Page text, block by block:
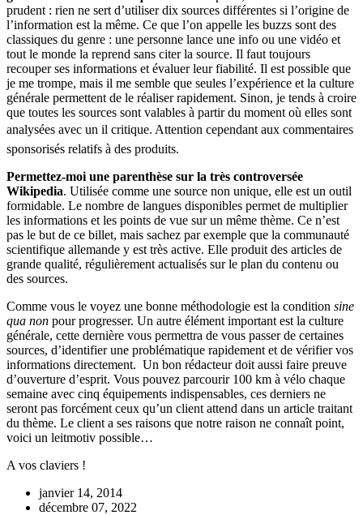
prudent : rien ne sert d’utiliser dix sources différentes si l’origine de
l’information est la même. Ce que l’on appelle les buzzs sont des
classiques du genre : une personne lance une info ou une vidéo et
tout le monde la reprend sans citer la source. Il faut toujours
recouper ses informations et évaluer leur fiabilité. Il est possible que
je me trompe, mais il me semble que seules l’expérience et la culture
générale permettent de le réaliser rapidement. Sinon, je tends à croire
que toutes les sources sont valables à partir du moment où elles sont
analysées avec un il critique. Attention cependant aux commentaires
sponsorisés relatifs à des produits.
Permettez-moi une parenthèse sur la très controversée
Wikipedia. Utilisée comme une source non unique, elle est un outil
formidable. Le nombre de langues disponibles permet de multiplier
les informations et les points de vue sur un même thème. Ce n’est
pas le but de ce billet, mais sachez par exemple que la communauté
scientifique allemande y est très active. Elle produit des articles de
grande qualité, régulièrement actualisés sur le plan du contenu ou
des sources.
Comme vous le voyez une bonne méthodologie est la condition sine
qua non pour progresser. Un autre élément important est la culture
générale, cette dernière vous permettra de vous passer de certaines
sources, d’identifier une problématique rapidement et de vérifier vos
informations directement. Un bon rédacteur doit aussi faire preuve
d’ouverture d’esprit. Vous pouvez parcourir 100 km à vélo chaque
semaine avec cinq équipements indispensables, ces derniers ne
seront pas forcément ceux qu’un client attend dans un article traitant
du thème. Le client a ses raisons que notre raison ne connaît point,
voici un leitmotiv possible…
A vos claviers !
janvier 14, 2014
décembre 07, 2022